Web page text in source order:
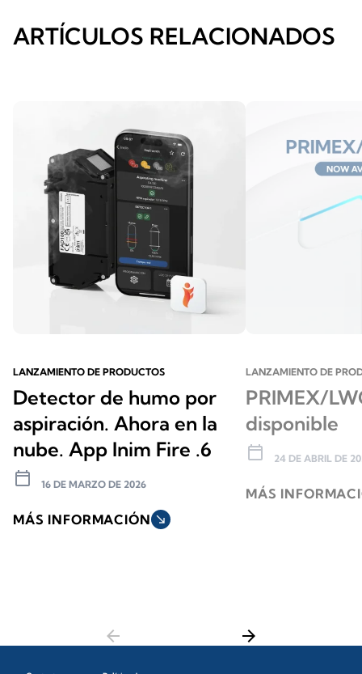
ARTÍCULOS RELACIONADOS
LANZAMIENTO DE PRODUCTOS
Detector de humo por
aspiración. Ahora en la
nube. App Inim Fire .6
calendar_today 16 DE MARZO DE 2026
MÁS INFORMACIÓN south_east
LANZAMIENTO DE
PRIMEX/
disponible
calendar_today 24 DE ABRIL DE
MÁS
arrow_back arrow_forward